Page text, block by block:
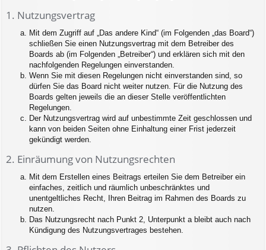
1. Nutzungsvertrag
Mit dem Zugriff auf „Das andere Kind“ (im Folgenden „das Board“)
schließen Sie einen Nutzungsvertrag mit dem Betreiber des
Boards ab (im Folgenden „Betreiber“) und erklären sich mit den
nachfolgenden Regelungen einverstanden.
Wenn Sie mit diesen Regelungen nicht einverstanden sind, so
dürfen Sie das Board nicht weiter nutzen. Für die Nutzung des
Boards gelten jeweils die an dieser Stelle veröffentlichten
Regelungen.
Der Nutzungsvertrag wird auf unbestimmte Zeit geschlossen und
kann von beiden Seiten ohne Einhaltung einer Frist jederzeit
gekündigt werden.
2. Einräumung von Nutzungsrechten
Mit dem Erstellen eines Beitrags erteilen Sie dem Betreiber ein
einfaches, zeitlich und räumlich unbeschränktes und
unentgeltliches Recht, Ihren Beitrag im Rahmen des Boards zu
nutzen.
Das Nutzungsrecht nach Punkt 2, Unterpunkt a bleibt auch nach
Kündigung des Nutzungsvertrages bestehen.